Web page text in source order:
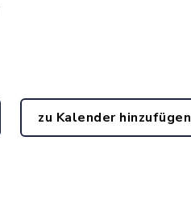
zu Kalender hinzufügen